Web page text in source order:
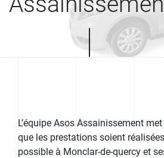
L’équipe Asos Assainissement
que les prestations soient
possible à Monclar-de-quercy et